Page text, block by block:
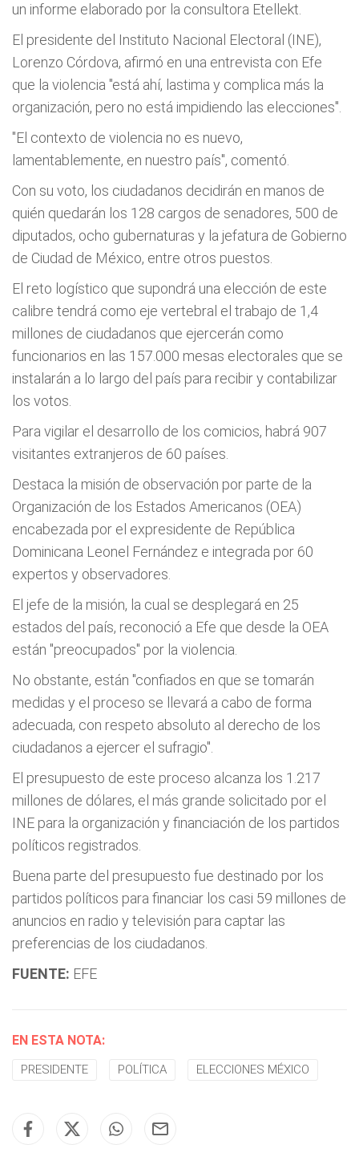
un informe elaborado por la consultora Etellekt.
El presidente del Instituto Nacional Electoral (INE),
Lorenzo Córdova, afirmó en una entrevista con Efe
que la violencia "está ahí, lastima y complica más la
organización, pero no está impidiendo las elecciones".
"El contexto de violencia no es nuevo,
lamentablemente, en nuestro país", comentó.
Con su voto, los ciudadanos decidirán en manos de
quién quedarán los 128 cargos de senadores, 500 de
diputados, ocho gubernaturas y la jefatura de Gobierno
de Ciudad de México, entre otros puestos.
El reto logístico que supondrá una elección de este
calibre tendrá como eje vertebral el trabajo de 1,4
millones de ciudadanos que ejercerán como
funcionarios en las 157.000 mesas electorales que se
instalarán a lo largo del país para recibir y contabilizar
los votos.
Para vigilar el desarrollo de los comicios, habrá 907
visitantes extranjeros de 60 países.
Destaca la misión de observación por parte de la
Organización de los Estados Americanos (OEA)
encabezada por el expresidente de República
Dominicana Leonel Fernández e integrada por 60
expertos y observadores.
El jefe de la misión, la cual se desplegará en 25
estados del país, reconoció a Efe que desde la OEA
están "preocupados" por la violencia.
No obstante, están "confiados en que se tomarán
medidas y el proceso se llevará a cabo de forma
adecuada, con respeto absoluto al derecho de los
ciudadanos a ejercer el sufragio".
El presupuesto de este proceso alcanza los 1.217
millones de dólares, el más grande solicitado por el
INE para la organización y financiación de los partidos
políticos registrados.
Buena parte del presupuesto fue destinado por los
partidos políticos para financiar los casi 59 millones de
anuncios en radio y televisión para captar las
preferencias de los ciudadanos.
FUENTE: EFE
EN ESTA NOTA:
PRESIDENTE POLÍTICA ELECCIONES MÉXICO